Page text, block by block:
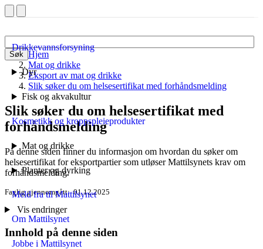
Søk
Drikkevannsforsyning
Dyr
Fisk og akvakultur
Kosmetikk og kroppspleieprodukter
Mat og drikke
Planter og dyrking
Meld fra til Mattilsynet
Om Mattilsynet
Jobbe i Mattilsynet
Hjem
Mat og drikke
Eksport av mat og drikke
Slik søker du om helsesertifikat med forhåndsmelding
Slik søker du om helsesertifikat med
forhåndsmelding
På denne siden finner du informasjon om hvordan du søker om
helsesertifikat for eksportpartier som utløser Mattilsynets krav om
forhåndsmelding.
Faglig gjennomgått 01.12.2025
Vis endringer
Innhold på denne siden